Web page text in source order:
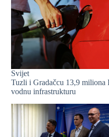
Svijet
Tuzli i Gradačcu 13,9 miliona
vodnu infrastrukturu